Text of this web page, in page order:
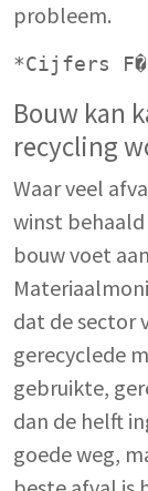
probleem.
*Cijfers
Bouw kan
recycling
Waar veel
winst
bouw voet
dat de sector
gerecyclede
gebruikte,
dan de helft
goede weg,